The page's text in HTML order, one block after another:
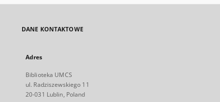
DANE KONTAKTOWE
Adres
Biblioteka UMCS
ul. Radziszewskiego 11
20-031 Lublin, Poland